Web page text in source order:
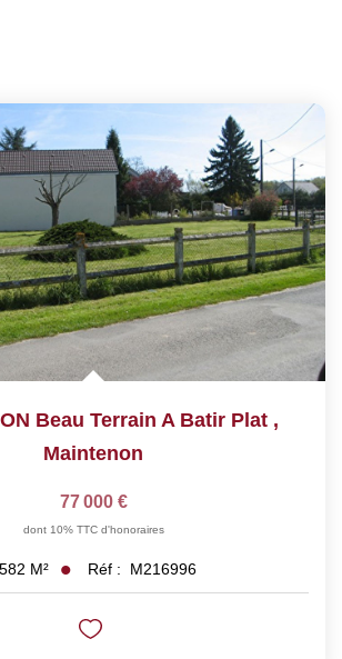
Beau Terrain A Batir Plat ,
Maintenon
77 000 €
dont 10% TTC d'honoraires
582 M² Réf : M216996